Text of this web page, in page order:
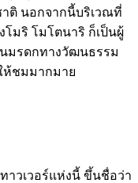
ติ นอกจากนี้บริเวณที่
โมริ โมโตนาริ ก็เป็นผู้
นมรดกทางวัฒนธรรม
ห้ชมมากมาย
าวเวอร์แห่งนี้ ขึ้นชื่อว่า